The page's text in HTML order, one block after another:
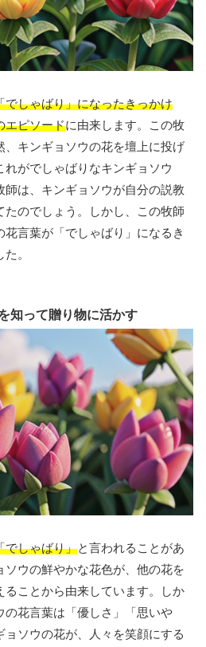
でしゃばり」になったきっかけ
エピソードに由来します。この牧
、キンギョソウの花を壇上に投げ
がでしゃばりなキンギョソウ
師は、キンギョソウが自分の説教
たのでしょう。しかし、この牧師
言葉が「でしゃばり」になるき
。
知って贈り物に活かす
でしゃばり」と言われることがあ
ソウの鮮やかな花色が、他の花を
ることから由来しています。しか
の花言葉は「優しさ」「思いや
ョソウの花が、人々を笑顔にする